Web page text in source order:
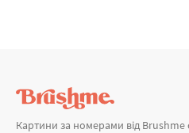
Картини за номерами від Brushme